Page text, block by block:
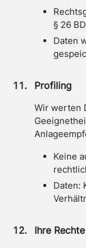
§ 26
Daten
Profiling
Wir werten
Keine
Daten:
Ihre Rechte